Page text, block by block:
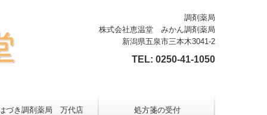
調剤薬局
株式会社恵温堂 みかん調剤薬局
新潟県五泉市三本木3041-2
TEL: 0250-41-1050
づき調剤薬局 万代店 処方箋の受付